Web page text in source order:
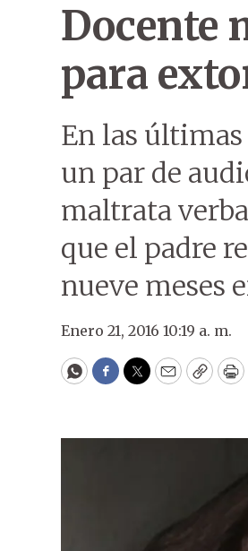
Docente
para
En las
un par de
maltrata
que el padre
nueve meses
Enero 21, 2016 10:19 a. m.
WhatsApp
Facebook
Twitter
EmailCopy